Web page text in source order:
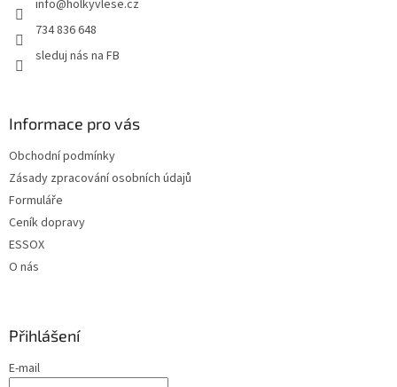
info@holkyvlese.cz
734 836 648
sleduj nás na FB
Informace pro vás
Obchodní podmínky
Zásady zpracování osobních údajů
Formuláře
Ceník dopravy
ESSOX
O nás
Přihlášení
E-mail